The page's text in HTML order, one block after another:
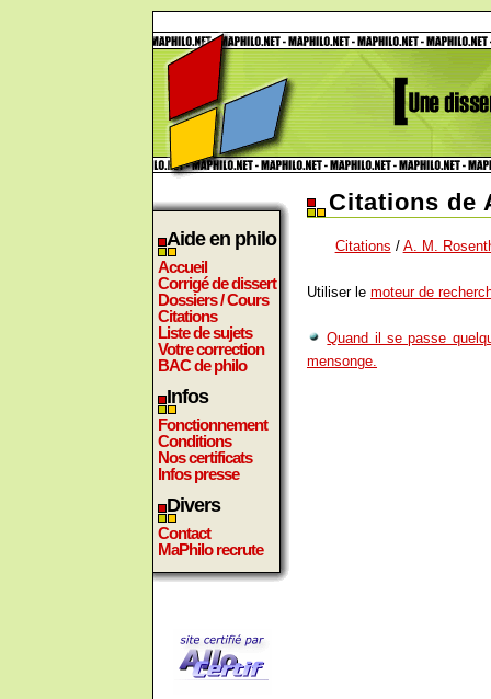
Aide en philo
Accueil
Corrigé de dissert
Dossiers / Cours
Citations
Liste de sujets
Votre correction
BAC de philo
Infos
Fonctionnement
Conditions
Nos certificats
Infos presse
Divers
Contact
MaPhilo recrute
Citations de
Citations / A. M.
Utiliser le moteur de
Quand il se passe
mensonge.